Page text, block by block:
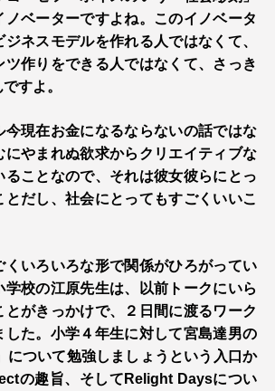
ノベーターですよね。このイノベータ
ネスモデルを作れる人ではなくて、
ツ作りをできる人ではなくて、さっき
すよ。
今現在お金になるならないの話ではな
にやまれぬ欲求からクリエイティブな
ることなので、それは彼女彼らにとっ
だし、社会にとってもすごくいいこ
くいろいろな形で関係がひろがってい
学校の江原先生は、以前トークにいら
とがきっかけで、２日間に渡るワーク
した。小学４年生に対して宮島達男の
について勉強しましょうという入口か
の趣旨、そしてRelight Daysについ